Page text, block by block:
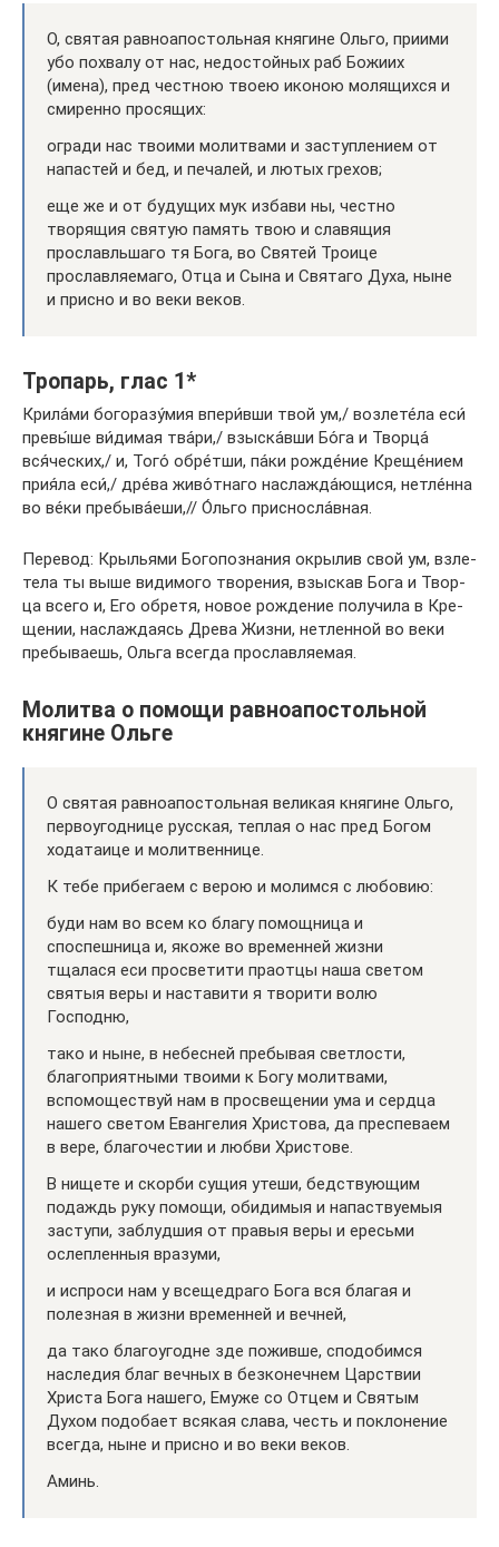
О, святая равноапостольная княгине Ольго, приими
убо похвалу от нас, недостойных раб Божиих
(имена), пред честною твоею иконою молящихся и
смиренно просящих:
огради нас твоими молитвами и заступлением от
напастей и бед, и печалей, и лютых грехов;
еще же и от будущих мук избави ны, честно
творящия святую память твою и славящия
прославльшаго тя Бога, во Святей Троице
прославляемаго, Отца и Сына и Святаго Духа, ныне
и присно и во веки веков.
Тропарь, глас 1*
Кpила́ми богоpазу́мия впеpи́вши твой ум,/ возлете́ла еси́
пpевы́ше ви́димая тва́pи,/ взыска́вши Бо́га и Твоp­ца́
вся́ческих,/ и, Того́ обpе́тши, па́ки pожде́ние Кpеще́нием
пpия́ла еси́,/ дpе́ва живо́тнаго наслажда́ющися, нетле́нна
во ве́ки пpебыва́еши,// О́льго пpисносла́вная.
Пере­вод: Кры­лья­ми Бого­по­зна­ния окры­лив свой ум, взле­
те­ла ты выше види­мо­го тво­ре­ния, взыс­кав Бога и Твор­
ца все­го и, Его обре­тя, новое рож­де­ние полу­чи­ла в Кре­
ще­нии, насла­жда­ясь Дре­ва Жиз­ни, нетлен­ной во веки
пре­бы­ва­ешь, Оль­га все­гда прославляемая.
Молитва о помощи равноапостольной
княгине Ольге
О святая равноапостольная великая княгине Ольго,
первоугоднице русская, теплая о нас пред Богом
ходатаице и молитвеннице.
К тебе прибегаем с верою и молимся с любовию:
буди нам во всем ко благу помощница и
споспешница и, якоже во временней жизни
тщалася еси просветити праотцы наша светом
святыя веры и наставити я творити волю
Господню,
тако и ныне, в небесней пребывая светлости,
благоприятными твоими к Богу молитвами,
вспомоществуй нам в просвещении ума и сердца
нашего светом Евангелия Христова, да преспеваем
в вере, благочестии и любви Христове.
В нищете и скорби сущия утеши, бедствующим
подаждь руку помощи, обидимыя и напаствуемыя
заступи, заблудшия от правыя веры и ересьми
ослепленныя вразуми,
и испроси нам у всещедраго Бога вся благая и
полезная в жизни временней и вечней,
да тако благоугодне зде поживше, сподобимся
наследия благ вечных в безконечнем Царствии
Христа Бога нашего, Емуже со Отцем и Святым
Духом подобает всякая слава, честь и поклонение
всегда, ныне и присно и во веки веков.
Аминь.